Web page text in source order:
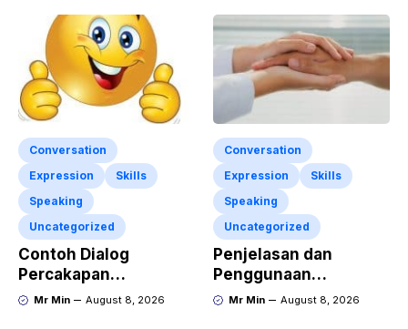
Conversation
Expression
Skills
Speaking
Uncategorized
Contoh Dialog
Percakapan
Responding to Good
Mr Min August 8, 2026
Conversation
Expression
Skills
Speaking
Uncategorized
Penjelasan dan
Penggunaan
“Expressing
Mr Min August 8, 2026